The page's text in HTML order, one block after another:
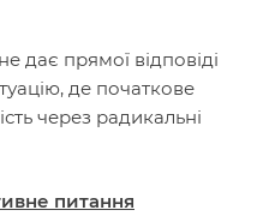
дає прямої відповіді
де початкове
через радикальні
питання